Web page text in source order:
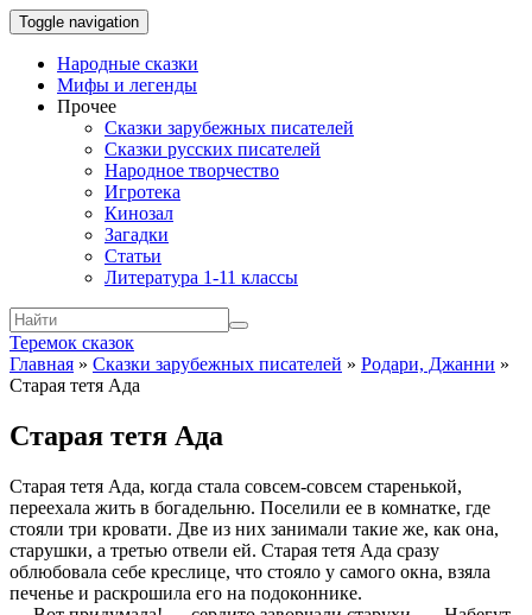
Toggle navigation
Народные сказки
Мифы и легенды
Прочее
Сказки зарубежных писателей
Сказки русских писателей
Народное творчество
Игротека
Кинозал
Загадки
Статьи
Литература 1-11 классы
Теремок сказок
Главная » Сказки зарубежных писателей » Родари, Джанни »
Старая тетя Ада
Старая тетя Ада
Старая тетя Ада, когда стала совсем-совсем старенькой,
переехала жить в богадельню. Поселили ее в комнатке, где
стояли три кровати. Две из них занимали такие же, как она,
старушки, а третью отвели ей. Старая тетя Ада сразу
облюбовала себе креслице, что стояло у самого окна, взяла
печенье и раскрошила его на подоконнике.